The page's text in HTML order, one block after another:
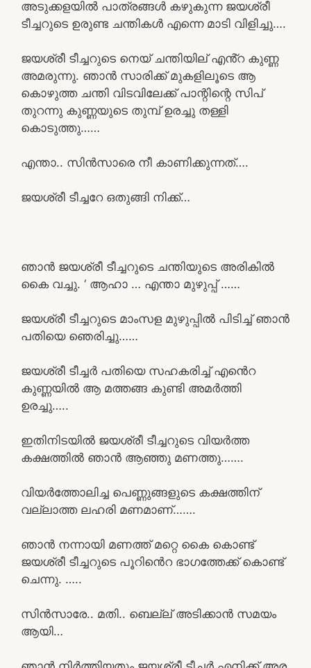
അടുക്കളയിൽ പാത്രങ്ങൾ കഴുകുന്ന ജയശ്രീ
ടീച്ചറുടെ ഉരുണ്ട ചന്തികൾ എന്നെ മാടി വിളിച്ചു….
ജയശ്രീ ടീച്ചറുടെ നെയ് ചന്തിയില് എൻ്റ കുണ്ണ
അമരുന്നു. ഞാൻ സാരിക്ക് മുകളിലൂടെ ആ
കൊഴുത്ത ചന്തി വിടവിലേക്ക് പാന്റിന്റെ സിപ്
തുറന്നു കുണ്ണയുടെ തുമ്പ്‌ ഉരച്ചു തള്ളി
കൊടുത്തു……
എന്താ.. സിൻസാരെ നീ കാണിക്കുന്നത്….
ജയശ്രീ ടീച്ചറേ ഒതുങ്ങി നിക്ക്…
ഞാൻ ജയശ്രീ ടീച്ചറുടെ ചന്തിയുടെ അരികിൽ
കൈ വച്ചു. ‘ ആഹാ … എന്താ മുഴുപ്പ് ……
ജയശ്രീ ടീച്ചറുടെ മാംസള മുഴുപ്പിൽ പിടിച്ച് ഞാൻ
പതിയെ ഞെരിച്ചു……
ജയശ്രീ ടീച്ചർ പതിയെ സഹകരിച്ച് എൻെറ
കുണ്ണയിൽ ആ മത്തങ്ങ കുണ്ടി അമർത്തി
ഉരച്ചു…..
ഇതിനിടയിൽ ജയശ്രീ ടീച്ചറുടെ വിയർത്ത
കക്ഷത്തിൽ ഞാൻ ആഞ്ഞു മണത്തു…….
വിയർത്തോലിച്ച പെണ്ണുങ്ങളുടെ കക്ഷത്തിന്
വല്ലാത്ത ലഹരി മണമാണ്…….
ഞാൻ നന്നായി മണത്ത് മറ്റെ കൈ കൊണ്ട്
ജയശ്രീ ടീച്ചറുടെ പൂറിൻെറ ഭാഗത്തേക്ക് കൊണ്ട്
ചെന്നു. …..
സിൻസാരേ.. മതി.. ബെല്ല് അടിക്കാൻ സമയം
ആയി…